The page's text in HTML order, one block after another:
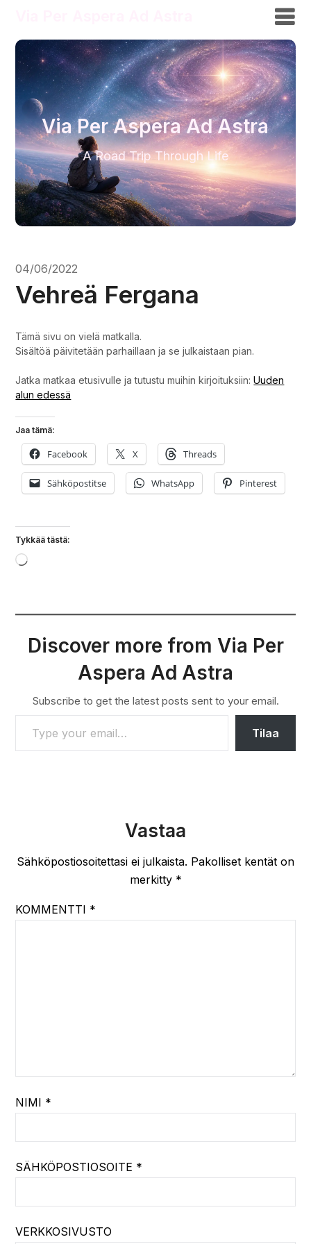
Via Per Aspera Ad Astra
A Road Trip Through Life
04/06/2022
Vehreä Fergana
Tämä sivu on vielä matkalla.
Sisältöä päivitetään parhaillaan ja se julkaistaan pian.
Jatka matkaa etusivulle ja tutustu muihin kirjoituksiin:Uuden
alun edessä
Jaa tämä:
Facebook X Threads
Sähköpostitse WhatsApp Pinterest
Tykkää tästä:
Loading…
Discover more from Via Per
Aspera Ad Astra
Subscribe to get the latest posts sent to your email.
TYPE YOUR EMAIL…
Tilaa
Vastaa
Sähköpostiosoitettasi ei julkaista. Pakolliset kentät on
merkitty *
KOMMENTTI *
NIMI *
SÄHKÖPOSTIOSOITE *
VERKKOSIVUSTO